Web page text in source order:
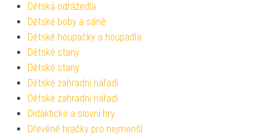
Dětská odrážedla
Dětské boby a sáně
Dětské houpačky a houpadla
Dětské stany
Dětské stany
Dětské zahradní nářadí
Dětské zahradní nářadí
Didaktické a slovní hry
Dřevěné hračky pro nejmenší